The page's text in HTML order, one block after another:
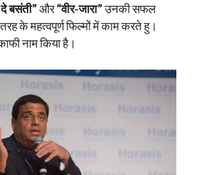
बसंती”और“वीर-जारा”उनकी सफल
के महत्वपूर्ण फिल्मों में काम करते हु।
नाम किया है।